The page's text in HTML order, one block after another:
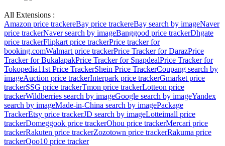
All Extensions :
Amazon price trackereBay price trackereBay search by imageNaver
price trackerNaver search by imageBanggood price trackerDhgate
price trackerFlipkart price trackerPrice tracker for
booking.comWalmart price trackerPrice Tracker for DarazPrice
Tracker for BukalapakPrice Tracker for SnapdealPrice Tracker for
Tokopedia11st Price TrackerShein Price TrackerCoupang search by
imageAuction price trackerInterpark price trackerGmarket price
trackerSSG price trackerTmon price trackerLotteon price
trackerWildberries search by imageGoogle search by imageYandex
search by imageMade-in-China search by imagePackage
TrackerEtsy price trackerJD search by imageLotteimall price
trackerDomeggook price trackerOhou price trackerMercari price
trackerRakuten price trackerZozotown price trackerRakuma price
trackerQoo10 price tracker